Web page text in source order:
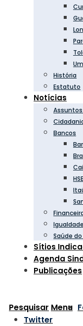
História
Estatuto
Notícias
Bancos
Saúde
Sítios
Agenda
Publicações
Pesquisar Menu
Twitter